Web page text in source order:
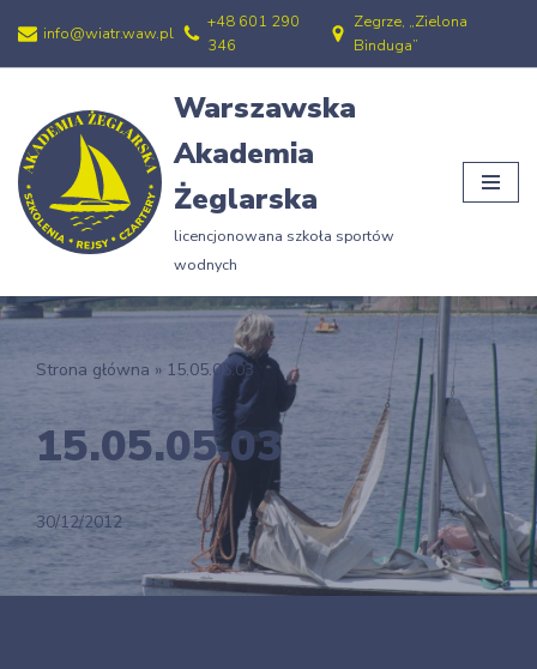
Przejdź
treści
info@wiatr.waw.pl
+48 601 290
346
Zegrze, „Zielona
Binduga”
Warszawska
Akademia
Żeglarska
licencjonowana szkoła sportów
wodnych
Strona główna » 15.05.05.03
15.05.05.03
30/12/2012